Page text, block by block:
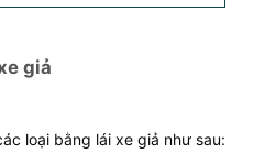
giả
loại bằng lái xe giả như sau: